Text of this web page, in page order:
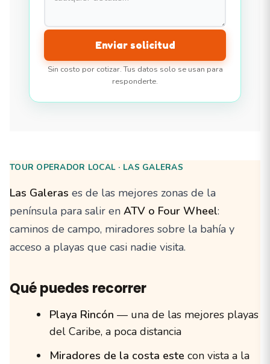
Enviar solicitud
Sin costo por cotizar. Tus datos solo se usan para
responderte.
TOUR OPERADOR LOCAL · LAS GALERAS
Las Galeras es de las mejores zonas de la
península para salir en ATV o Four Wheel:
caminos de campo, miradores sobre la bahía y
acceso a playas que casi nadie visita.
Qué puedes recorrer
Playa Rincón — una de las mejores playas
del Caribe, a poca distancia
Miradores de la costa este con vista a la